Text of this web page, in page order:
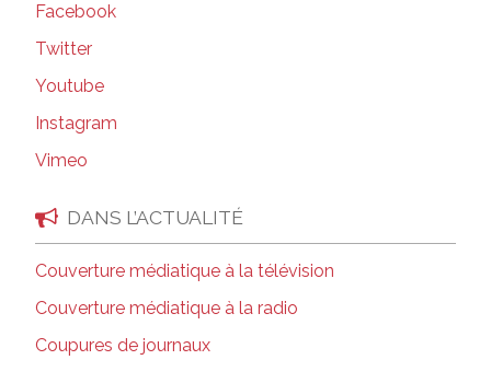
Facebook
Twitter
Youtube
Instagram
Vimeo
DANS L’ACTUALITÉ
Couverture médiatique à la télévision
Couverture médiatique à la radio
Coupures de journaux